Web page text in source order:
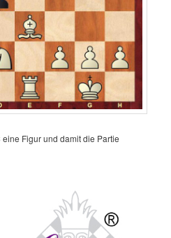
Figur und damit die Partie